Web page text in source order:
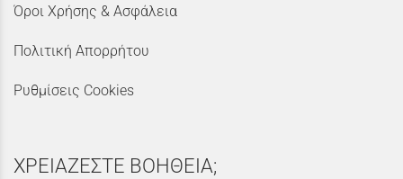
Όροι Χρήσης & Ασφάλεια
Πολιτική Απορρήτου
Ρυθμίσεις Cookies
ΧΡΕΙΑΖΕΣΤΕ ΒΟΗΘΕΙΑ;